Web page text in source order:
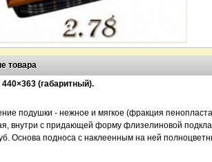
товара
(габаритный).
подушки - нежное и мягкое (фракция
внутри с придающей форму флизелиновой
Основа подноса с наклеенным на ней
03